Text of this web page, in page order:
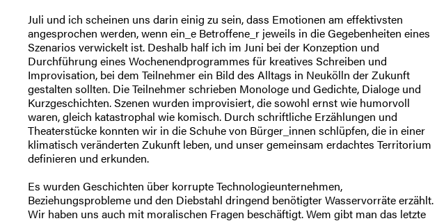
Juli und ich scheinen uns darin einig zu sein, dass Emotionen am effektivsten
angesprochen werden, wenn ein_e Betroffene_r jeweils in die Gegebenheiten eines
Szenarios verwickelt ist. Deshalb half ich im Juni bei der Konzeption und
Durchführung eines Wochenendprogrammes für kreatives Schreiben und
Improvisation, bei dem Teilnehmer ein Bild des Alltags in Neukölln der Zukunft
gestalten sollten. Die Teilnehmer schrieben Monologe und Gedichte, Dialoge und
Kurzgeschichten. Szenen wurden improvisiert, die sowohl ernst wie humorvoll
waren, gleich katastrophal wie komisch. Durch schriftliche Erzählungen und
Theaterstücke konnten wir in die Schuhe von Bürger_innen schlüpfen, die in einer
klimatisch veränderten Zukunft leben, und unser gemeinsam erdachtes Territorium
definieren und erkunden.
Es wurden Geschichten über korrupte Technologieunternehmen,
Beziehungsprobleme und den Diebstahl dringend benötigter Wasservorräte erzählt.
Wir haben uns auch mit moralischen Fragen beschäftigt. Wem gibt man das letzte